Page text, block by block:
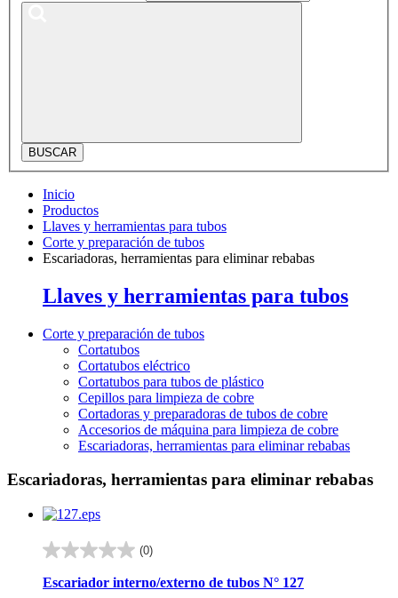
BUSCAR
Inicio
Productos
Llaves y herramientas para tubos
Corte y preparación de tubos
Escariadoras, herramientas para eliminar rebabas
Llaves y herramientas para tubos
Corte y preparación de tubos
Cortatubos
Cortatubos eléctrico
Cortatubos para tubos de plástico
Cepillos para limpieza de cobre
Cortadoras y preparadoras de tubos de cobre
Accesorios de máquina para limpieza de cobre
Escariadoras, herramientas para eliminar rebabas
Escariadoras, herramientas para eliminar rebabas
(0)
0.0
5
Escariador interno/externo de tubos N° 127